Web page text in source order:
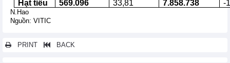
Hạt tiêu 569.096 33,81 7.858.738 -
N.Hao
Nguồn: VITIC
PRINT BACK